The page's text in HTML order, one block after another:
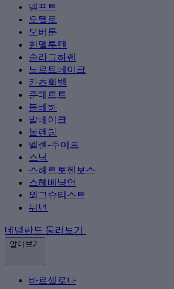
델프트
오텔로
오버룬
힌델루펜
슬라그하렌
노르트베이크
카츠회벨
준데르트
볼베하
발베이크
볼렌담
벨센-주이드
스닉
스헤르토헨보스
스헤베닝언
외그슈티스트
뉘넌
네덜란드 둘러보기
알아보기
바르셀로나